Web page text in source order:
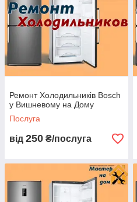
Ремонт Холодильників Bosch
у Вишневому на Дому
Послуга
від 250 ₴/послуга